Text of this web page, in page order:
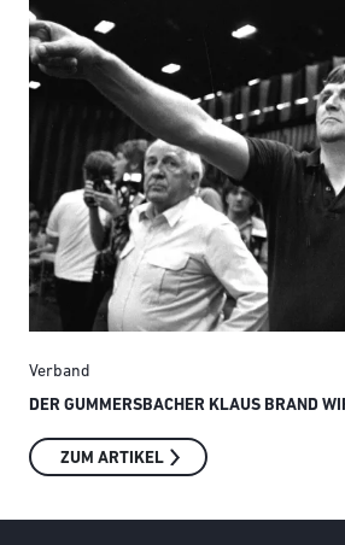
Verband
DER GUMMERSBACHER KLAUS BRAND
ZUM ARTIKEL